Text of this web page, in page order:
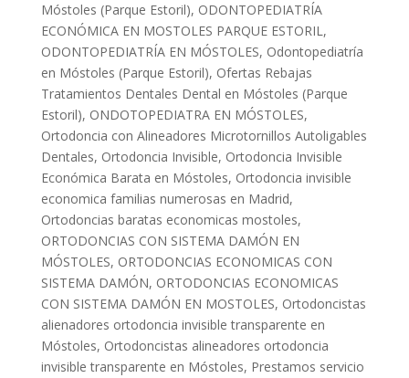
Móstoles (Parque Estoril), ODONTOPEDIATRÍA
ECONÓMICA EN MOSTOLES PARQUE ESTORIL,
ODONTOPEDIATRÍA EN MÓSTOLES, Odontopediatría
en Móstoles (Parque Estoril), Ofertas Rebajas
Tratamientos Dentales Dental en Móstoles (Parque
Estoril), ONDOTOPEDIATRA EN MÓSTOLES,
Ortodoncia con Alineadores Microtornillos Autoligables
Dentales, Ortodoncia Invisible, Ortodoncia Invisible
Económica Barata en Móstoles, Ortodoncia invisible
economica familias numerosas en Madrid,
Ortodoncias baratas economicas mostoles,
ORTODONCIAS CON SISTEMA DAMÓN EN
MÓSTOLES, ORTODONCIAS ECONOMICAS CON
SISTEMA DAMÓN, ORTODONCIAS ECONOMICAS
CON SISTEMA DAMÓN EN MOSTOLES, Ortodoncistas
alienadores ortodoncia invisible transparente en
Móstoles, Ortodoncistas alineadores ortodoncia
invisible transparente en Móstoles, Prestamos servicio